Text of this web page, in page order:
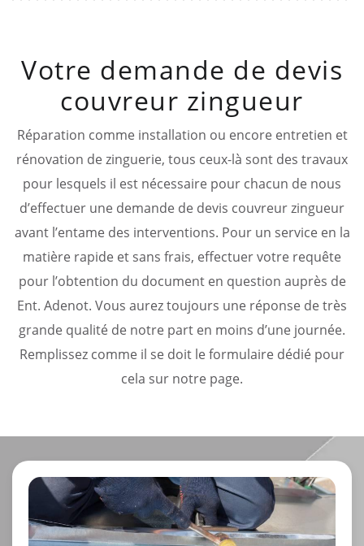
Votre demande de devis
couvreur zingueur
Réparation comme installation ou encore entretien et
rénovation de zinguerie, tous ceux-là sont des travaux
pour lesquels il est nécessaire pour chacun de nous
d’effectuer une demande de devis couvreur zingueur
avant l’entame des interventions. Pour un service en la
matière rapide et sans frais, effectuer votre requête
pour l’obtention du document en question auprès de
Ent. Adenot. Vous aurez toujours une réponse de très
grande qualité de notre part en moins d’une journée.
Remplissez comme il se doit le formulaire dédié pour
cela sur notre page.